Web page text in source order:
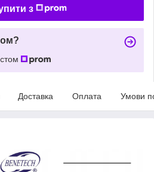
з
Доставка Оплата Умови